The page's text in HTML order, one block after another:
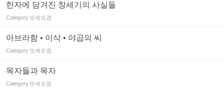
한자에 담겨진 창세기의 사실들
Category 모세오경
아브라함 • 이삭 • 야곱의 씨
Category 모세오경
목자들과 목자
Category 모세오경